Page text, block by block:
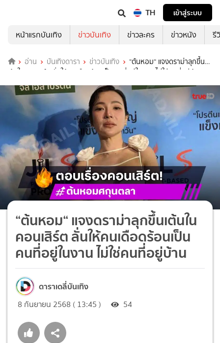
TH
เข้าสู่ระบบ
หน้าแรกบันเทิง
ข่าวบันเทิง ข่าวละคร ข่าวหนัง รี
อ่าน บันเทิงดารา ข่าวบันเทิง
“ต้นหอม“ แจงดราม่าลุกขึ้น
เต้นในคอนเสิร์ต ลั่นให้คนเดือดร้อนเป็นคนที่อยู่ในงาน ไม่ใช่คนที่อยู่บ้าน
“ต้นหอม“ แจงดราม่าลุกขึ้นเต้นใน
คอนเสิร์ต ลั่นให้คนเดือดร้อนเป็น
คนที่อยู่ในงาน ไม่ใช่คนที่อยู่บ้าน
ดาราเดลี่บันเทิง
8 กันยายน 2568 ( 13:45 ) 54